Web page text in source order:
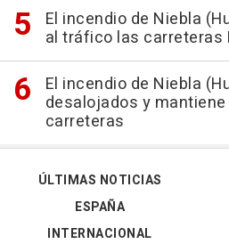
El incendio de Niebla
al tráfico las carreteras
El incendio de Niebla
desalojados y
carreteras
ÚLTIMAS NOTICIAS
ESPAÑA
INTERNACIONAL